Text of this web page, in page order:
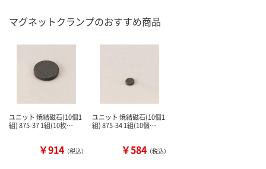
マグネットクランプのおすすめ商品
ユニット 焼結磁石(10個1
組) 875-37 1組(10枚…
￥914 （税込）
ユニット 焼結磁石(10個1
組) 875-34 1組(10個…
￥584 （税込）